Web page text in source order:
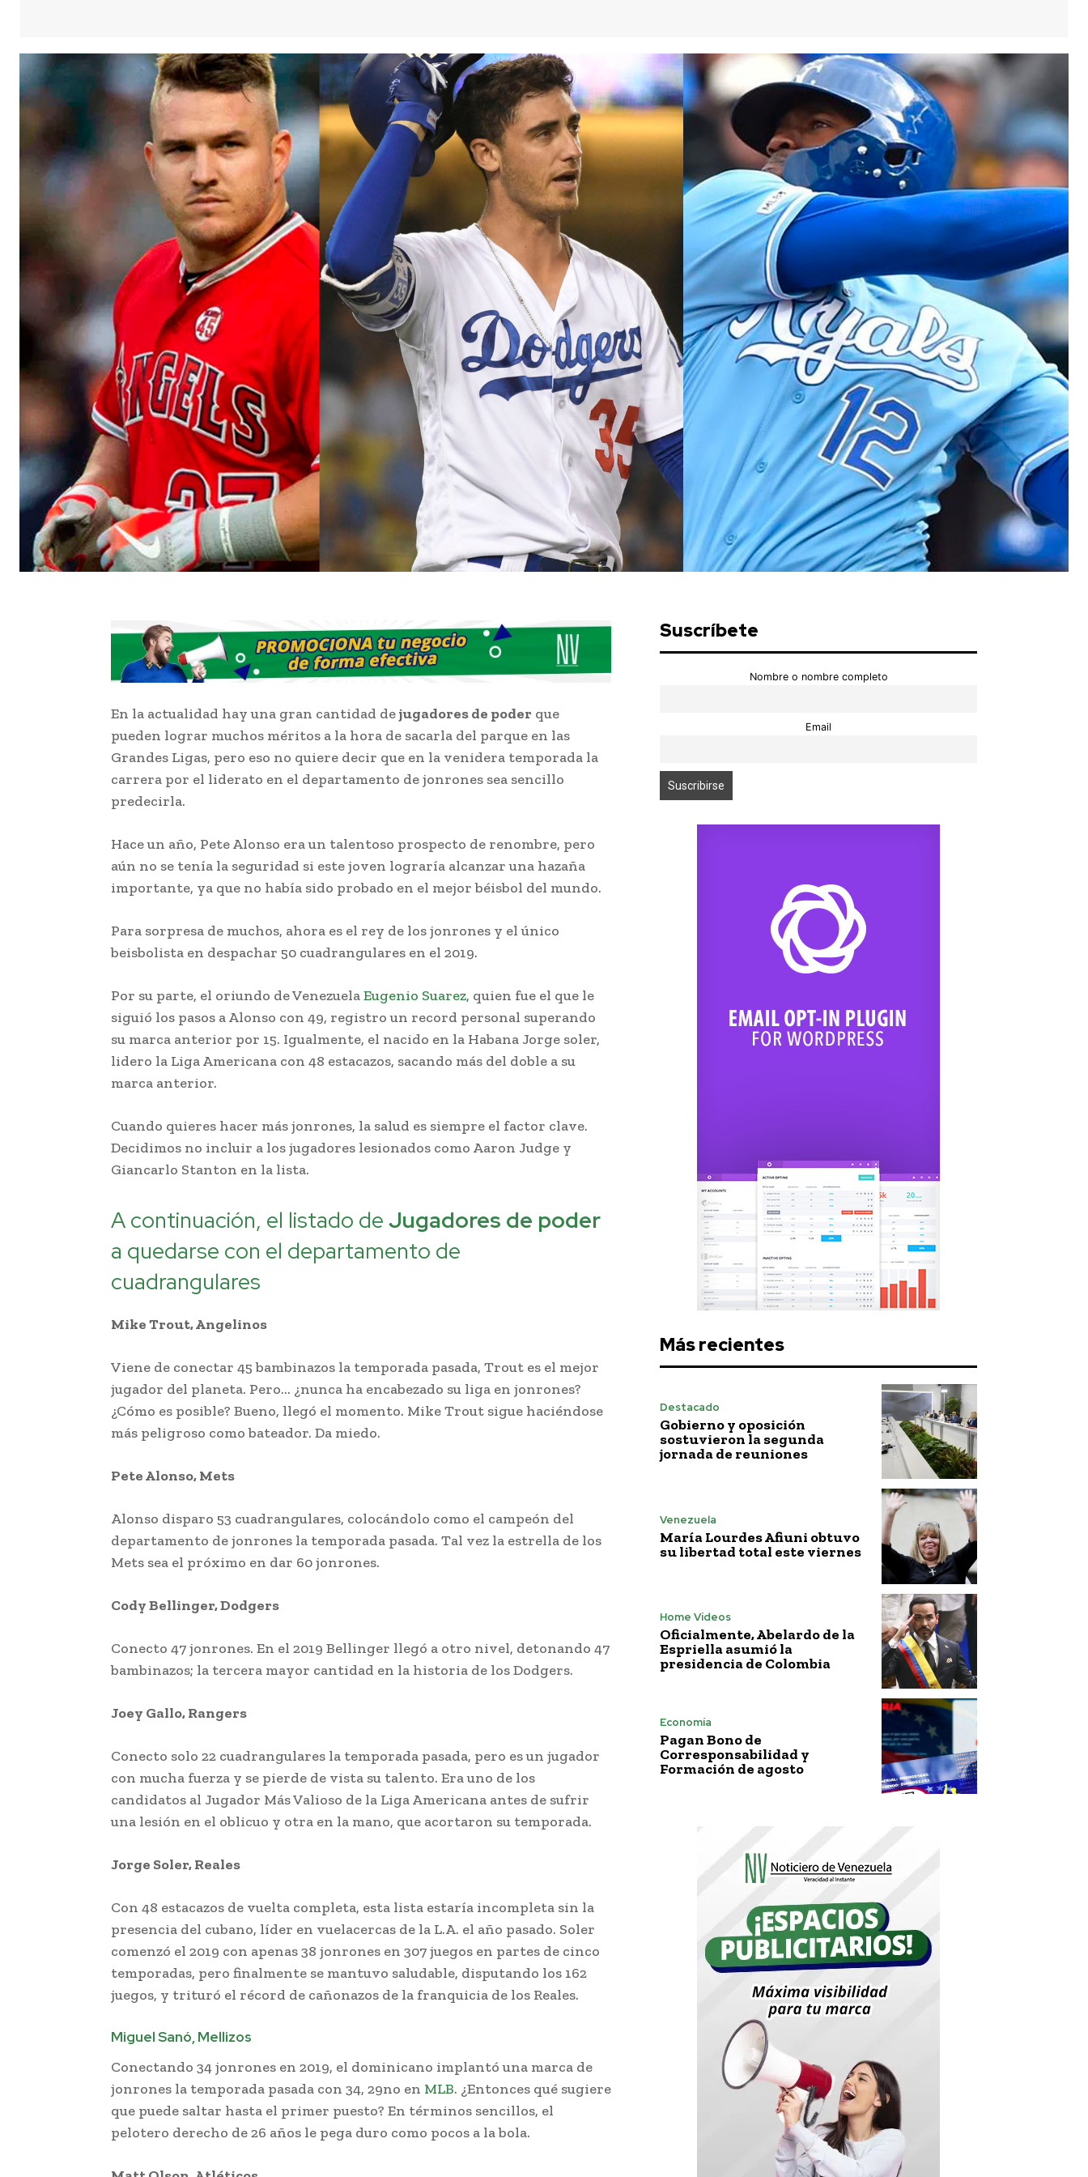
En la actualidad hay una gran cantidad dejugadores de poder que
pueden lograr muchos méritos a la hora de sacarla del parque en las
Grandes Ligas, pero eso no quiere decir que en la venidera temporada la
carrera por el liderato en el departamento de jonrones sea sencillo
predecirla.
Hace un año, Pete Alonso era un talentoso prospecto de renombre, pero
aún no se tenía la seguridad si este joven lograría alcanzar una hazaña
importante, ya que no había sido probado en el mejor béisbol del mundo.
Para sorpresa de muchos, ahora es el rey de los jonrones y el único
beisbolista en despachar 50 cuadrangulares en el 2019.
Por su parte, el oriundo de VenezuelaEugenio Suarez, quien fue el que le
siguió los pasos a Alonso con 49, registro un record personal superando
su marca anterior por 15. Igualmente, el nacido en la Habana Jorge soler,
lidero la Liga Americana con 48 estacazos, sacando más del doble a su
marca anterior.
Cuando quieres hacer más jonrones, la salud es siempre el factor clave.
Decidimos no incluir a los jugadores lesionados como Aaron Judge y
Giancarlo Stanton en la lista.
A continuación, el listado de Jugadores de poder
a quedarse con el departamento de
cuadrangulares
Mike Trout, Angelinos
Viene de conectar 45 bambinazos la temporada pasada, Trout es el mejor
jugador del planeta. Pero… ¿nunca ha encabezado su liga en jonrones?
¿Cómo es posible? Bueno, llegó el momento. Mike Trout sigue haciéndose
más peligroso como bateador. Da miedo.
Pete Alonso, Mets
Alonso disparo 53 cuadrangulares, colocándolo como el campeón del
departamento de jonrones la temporada pasada. Tal vez la estrella de los
Mets sea el próximo en dar 60 jonrones.
Cody Bellinger, Dodgers
Conecto 47 jonrones. En el 2019 Bellinger llegó a otro nivel, detonando 47
bambinazos; la tercera mayor cantidad en la historia de los Dodgers.
Joey Gallo, Rangers
Conecto solo 22 cuadrangulares la temporada pasada, pero es un jugador
con mucha fuerza y se pierde de vista su talento. Era uno de los
candidatos al Jugador Más Valioso de la Liga Americana antes de sufrir
una lesión en el oblicuo y otra en la mano, que acortaron su temporada.
Jorge Soler, Reales
Con 48 estacazos de vuelta completa, esta lista estaría incompleta sin la
presencia del cubano, líder en vuelacercas de la L.A. el año pasado. Soler
comenzó el 2019 con apenas 38 jonrones en 307 juegos en partes de cinco
temporadas, pero finalmente se mantuvo saludable, disputando los 162
juegos, y trituró el récord de cañonazos de la franquicia de los Reales.
Miguel Sanó, Mellizos
Conectando 34 jonrones en 2019, el dominicano implantó una marca de
jonrones la temporada pasada con 34, 29no en MLB. ¿Entonces qué sugiere
que puede saltar hasta el primer puesto? En términos sencillos, el
pelotero derecho de 26 años le pega duro como pocos a la bola.
Suscríbete
Nombre o nombre completo
Email
Más recientes
Destacado
Gobierno y oposición
sostuvieron la segunda
jornada de reuniones
Venezuela
María Lourdes Afiuni obtuvo
su libertad total este viernes
Home Vídeos
Oficialmente, Abelardo de la
Espriella asumió la
presidencia de Colombia
Economía
Pagan Bono de
Corresponsabilidad y
Formación de agosto